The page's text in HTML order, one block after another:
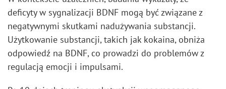
deficyty w sygnalizacji BDNF mogą być związane z
negatywnymi skutkami nadużywania substancji.
Użytkowanie substancji, takich jak kokaina, obniża
odpowiedź na BDNF, co prowadzi do problemów z
regulacją emocji i impulsami.